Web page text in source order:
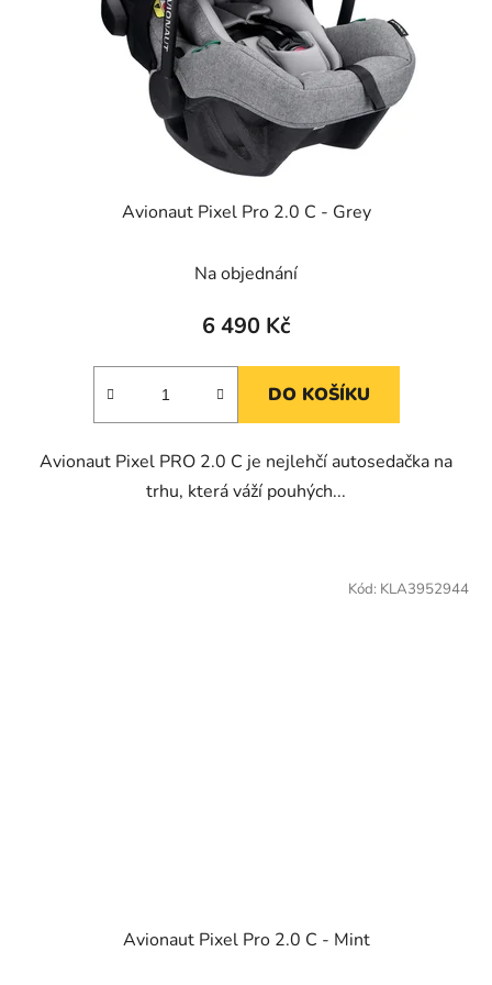
Avionaut Pixel Pro 2.0 C - Grey
Na objednání
6 490 Kč
DO KOŠÍKU
Avionaut Pixel PRO 2.0 C je nejlehčí autosedačka na
trhu, která váží pouhých...
Avionaut Pixel Pro 2.0 C - Mint
Kód: KLA3952944